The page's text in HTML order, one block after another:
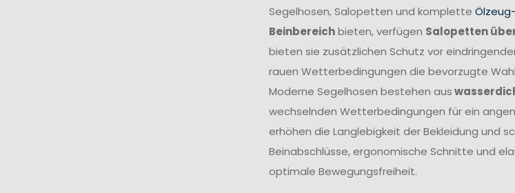
Segelhosen, Salopetten und komplette
Beinbereichbieten, verfügen Salopetten
bieten sie zusätzlichen Schutz vor
rauen Wetterbedingungen die bevorzugte
Moderne Segelhosen bestehen aus
wechselnden Wetterbedingungen für ein
erhöhen die Langlebigkeit der Bekleidung und
Beinabschlüsse, ergonomische Schnitte und
optimale Bewegungsfreiheit.